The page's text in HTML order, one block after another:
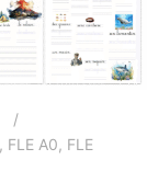
, FLE A0, FLE